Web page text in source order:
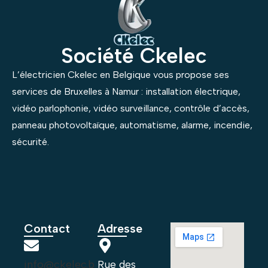
Société Ckelec
L’électricien Ckelec en Belgique vous propose ses
services de Bruxelles à Namur : installation électrique,
vidéo parlophonie, vidéo surveillance, contrôle d’accès,
panneau photovoltaïque, automatisme, alarme, incendie,
sécurité.
Contact
info@ckelec.b
Adresse
Rue des